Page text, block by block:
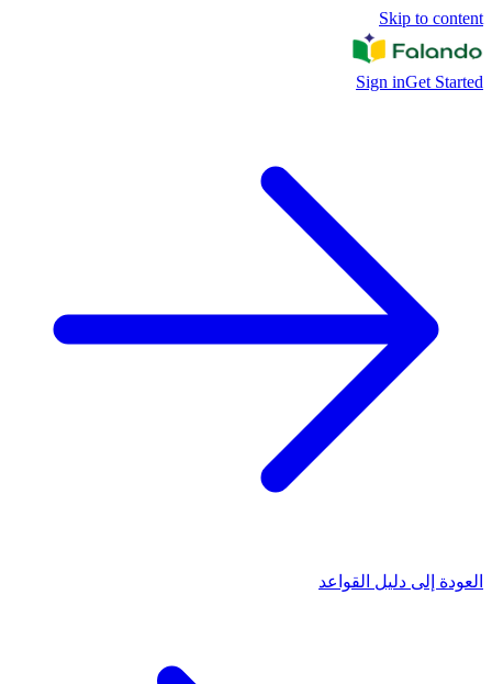
Skip to content
Sign inGet Started
العودة إلى دليل القواعد